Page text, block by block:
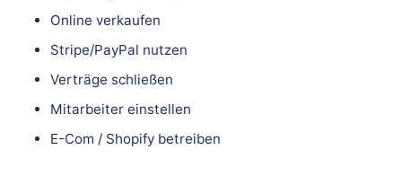
Online verkaufen
Stripe/PayPal nutzen
Verträge schließen
Mitarbeiter einstellen
E-Com / Shopify betreiben